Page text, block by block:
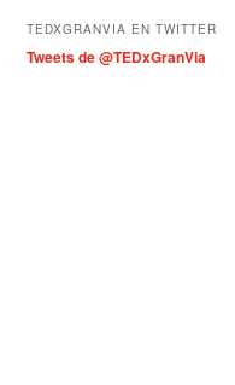
a
s
TEDXGRANVIA EN TWITTER
Tweets de @TEDxGranVia